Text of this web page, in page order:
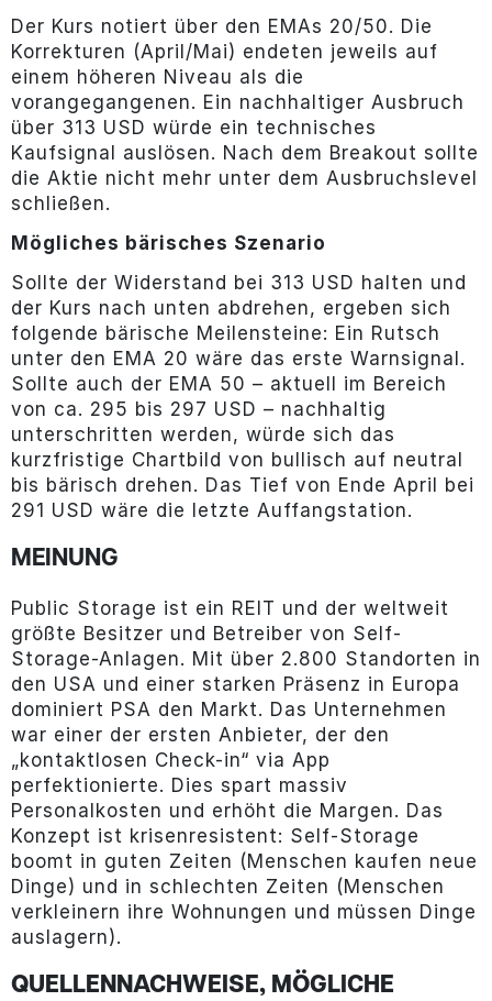
Der Kurs notiert über den EMAs 20/50. Die
Korrekturen (April/Mai) endeten jeweils auf
einem höheren Niveau als die
vorangegangenen. Ein nachhaltiger Ausbruch
über 313 USD würde ein technisches
Kaufsignal auslösen. Nach dem Breakout sollte
die Aktie nicht mehr unter dem Ausbruchslevel
schließen.
Mögliches bärisches Szenario
Sollte der Widerstand bei 313 USD halten und
der Kurs nach unten abdrehen, ergeben sich
folgende bärische Meilensteine: Ein Rutsch
unter den EMA 20 wäre das erste Warnsignal.
Sollte auch der EMA 50 – aktuell im Bereich
von ca. 295 bis 297 USD – nachhaltig
unterschritten werden, würde sich das
kurzfristige Chartbild von bullisch auf neutral
bis bärisch drehen. Das Tief von Ende April bei
291 USD wäre die letzte Auffangstation.
MEINUNG
Public Storage ist ein REIT und der weltweit
größte Besitzer und Betreiber von Self-
Storage-Anlagen. Mit über 2.800 Standorten in
den USA und einer starken Präsenz in Europa
dominiert PSA den Markt. Das Unternehmen
war einer der ersten Anbieter, der den
„kontaktlosen Check-in“ via App
perfektionierte. Dies spart massiv
Personalkosten und erhöht die Margen. Das
Konzept ist krisenresistent: Self-Storage
boomt in guten Zeiten (Menschen kaufen neue
Dinge) und in schlechten Zeiten (Menschen
verkleinern ihre Wohnungen und müssen Dinge
auslagern).
QUELLENNACHWEISE, MÖGLICHE